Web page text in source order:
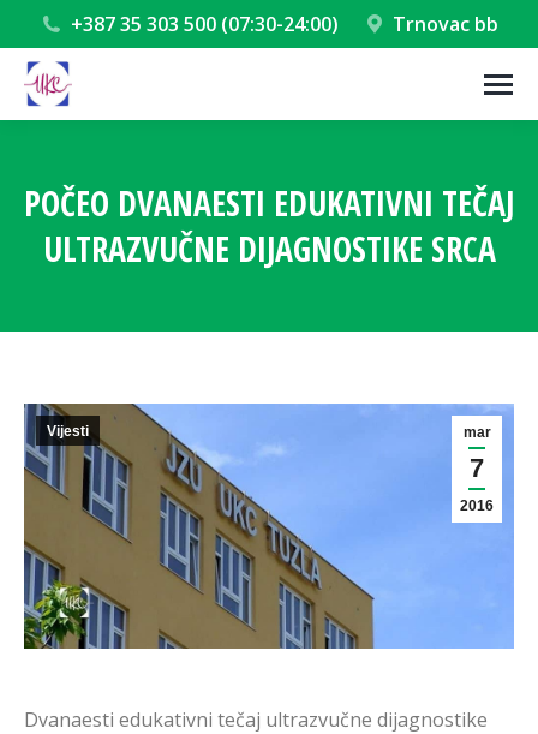
+387 35 303 500 (07:30-24:00) Trnovac bb
POČEO DVANAESTI EDUKATIVNI TEČAJ
ULTRAZVUČNE DIJAGNOSTIKE SRCA
mar
7
2016
Vijesti
Dvanaesti edukativni tečaj ultrazvučne dijagnostike